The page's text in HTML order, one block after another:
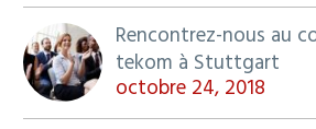
Rencontrez-nous au
tekom à Stuttgart
octobre 24, 2018